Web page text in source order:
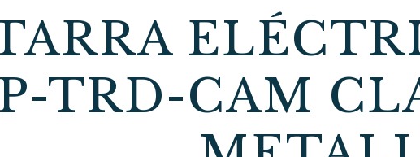
TRD-CAM